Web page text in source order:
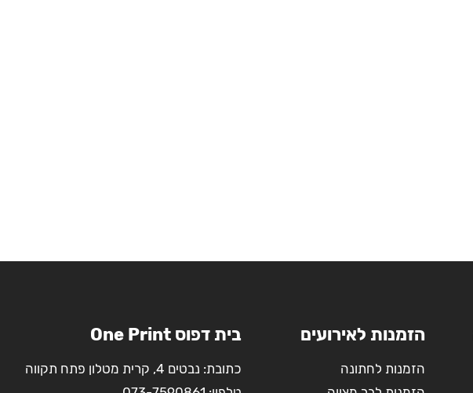
הזמנות לאירועים
הזמנות לחתונה
בית דפוס One Print
כתובת: נבטים 4, קרית מטלון פתח תקווה